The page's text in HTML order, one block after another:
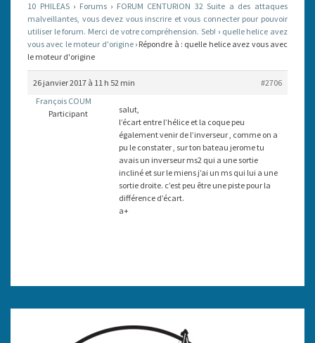
LE
MOTEUR
D'ORIGINE
10 PHILEAS › Forums › FORUM CENTURION 32 Suite a des attaques
malveillantes, vous devez vous inscrire et vous connecter pour pouvoir
utiliser le forum. Merci de votre compréhension. Seb! › quelle helice avez
vous avec le moteur d'origine › Répondre à : quelle helice avez vous avec
le moteur d'origine
26 janvier 2017 à 11 h 52 min
#2706
François COUM
Participant
salut,
l’écart entre l’hélice et la coque peu
également venir de l’inverseur , comme on a
pu le constater , sur ton bateau jerome tu
avais un inverseur ms2 qui a une sortie
incliné et sur le miens j’ai un ms qui lui a une
sortie droite. c’est peu être une piste pour la
différence d’écart.
a+